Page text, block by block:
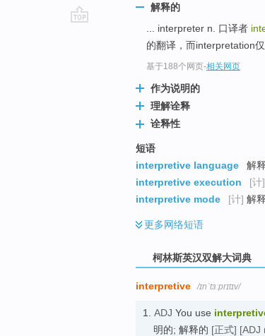
解释的
... interpreter n. 口译者
的翻译，而interpretation仅
基于188个网页-相关网页
作为说明的
理解诠释
诠释性
短语
interpretive language
解
interpretive execution
[计]
interpretive mode
[计] 解
更多网络短语
柯林斯英汉双解大词典
interpretive /ɪnˈtɜːprɪtɪv/
1. ADJ You use
明的; 解释的 [正式] [ADJ